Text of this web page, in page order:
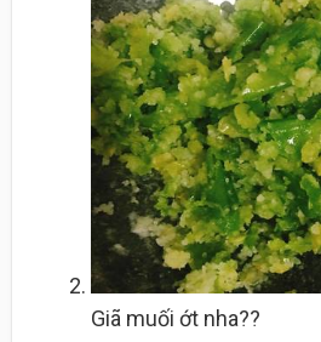
Giã muối ớt nha??